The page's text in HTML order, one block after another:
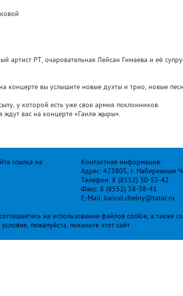
артист РТ, очаровательная Лейсан Гимаева и её
концерте вы услышите новые дуэты и трио, новые
у которой есть уже своя армия поклонников.
ждут вас на концерте «Гаилә җыры».
ссылка на
Контактная информация:
Адрес: 423805, г. Набережные
Телефон: 8 (8552) 30-55-42
Факс: 8 (8552) 58-38-41
E-Mail: kancel.chelny@tatar.ru
на использование файлов cookie, а также
пожалуйста, покиньте этот сайт